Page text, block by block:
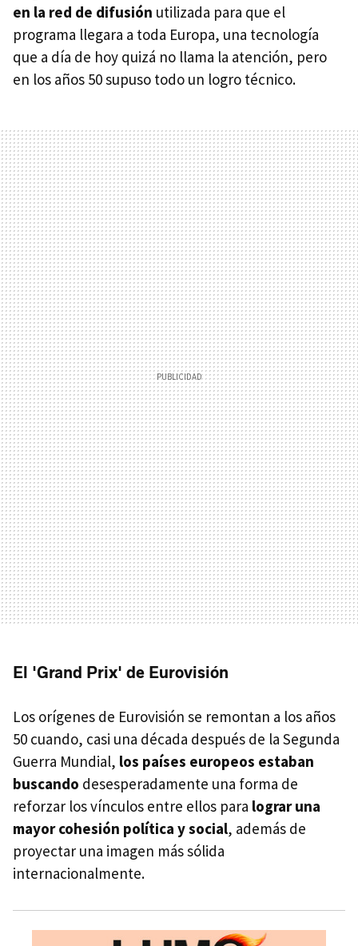
en la red de difusión utilizada para que el
programa llegara a toda Europa, una tecnología
que a día de hoy quizá no llama la atención, pero
en los años 50 supuso todo un logro técnico.
El 'Grand Prix' de Eurovisión
Los orígenes de Eurovisión se remontan a los años
50 cuando, casi una década después de la Segunda
Guerra Mundial, los países europeos estaban
buscando desesperadamente una forma de
reforzar los vínculos entre ellos para lograr una
mayor cohesión política y social, además de
proyectar una imagen más sólida
internacionalmente.